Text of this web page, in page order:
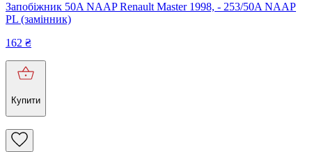
Запобіжник 50A NAAP Renault Master 1998, - 253/50A NAAP
PL (замінник)
162 ₴
Купити